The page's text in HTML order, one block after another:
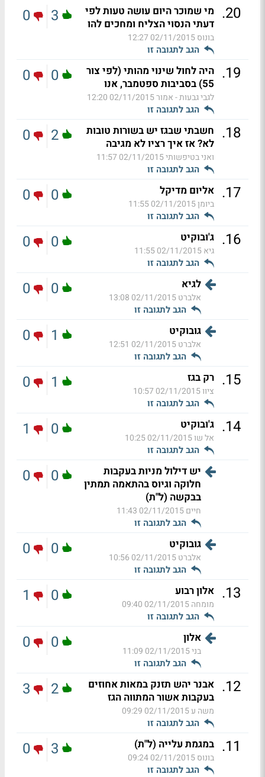
20
. מי שמוכר היום עושה טעות לפי
דעתי הנסוי הצליח ומחכים להו
בונוס02/11/2015 12:27
הגב לתגובה זו
3
0
19
. היה לחול שינוי מהותי (לפי צור
55) בסביבות ספטמבר, אנו
לגבי גבעות - אמור02/11/2015 12:20
הגב לתגובה זו
0
0
18
.
חשבתי שבגז יש בשורות טובות
לא? אז איך רציו לא מגיבה
ואני בטיפשותי02/11/2015 11:57
הגב לתגובה זו
2
0
17
. אליום מדיקל
ביומן02/11/2015 11:55
הגב לתגובה זו
0
0
16
. ג'ובוקיט
גיא02/11/2015 11:55
הגב לתגובה זו
0
0
לגיא
אלברט02/11/2015 13:08
הגב לתגובה זו
0
0
גובוקיט
אלברט02/11/2015 12:51
הגב לתגובה זו
1
0
15
. רק בגז
ציוו02/11/2015 10:57
הגב לתגובה זו
1
0
14
. ג'ובוקיט
אל שו02/11/2015 10:25
הגב לתגובה זו
0
1
יש דילול מניות בעקבות
חלוקה וגיוס בהתאמה תמתין
בבקשה (ל"ת)
חיים02/11/2015 11:43
הגב לתגובה זו
0
0
גובוקיט
אלברט02/11/2015 10:56
הגב לתגובה זו
0
0
13
. אלון רבוע
מומחה02/11/2015 09:40
הגב לתגובה זו
0
1
אלון
בני02/11/2015 11:09
הגב לתגובה זו
0
0
12
.
אבנר יהש תזנק במאות אחוזים
בעקבות אשור המתווה הגז
משה ע02/11/2015 09:29
הגב לתגובה זו
2
3
11
. במגמת עלייה (ל"ת)
בונוס02/11/2015 09:24
הגב לתגובה זו
3
0